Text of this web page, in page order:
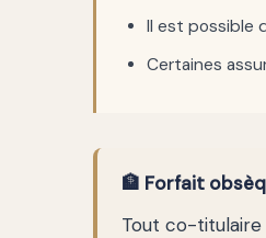
Il est possible
Certaines
🏦 Forfait
Tout co-